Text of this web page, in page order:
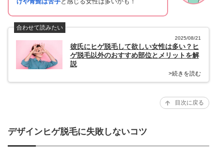
合わせて読みたい
2025/08/21
彼氏にヒゲ脱毛して欲しい女性は多い？ヒ
ゲ脱毛以外のおすすめ部位とメリットを解
説
>続きを読む
目次に戻る
デザインヒゲ脱毛に失敗しないコツ